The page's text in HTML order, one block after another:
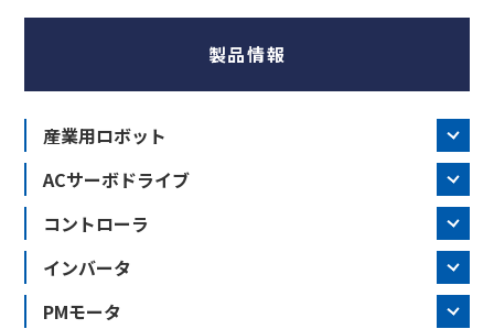
製品情報
産業用ロボット
ACサーボドライブ
コントローラ
インバータ
PMモータ